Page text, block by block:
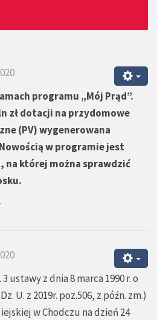
programu „Mój Prąd”.
zł dotacji na przydomowe
(PV) wygenerowana
w programie jest
której można sprawdzić
.
ustawy z dnia 8 marca 1990 r. o
U. z 2019r. poz.506, z późn. zm.)
w Chodczu na dzień 24